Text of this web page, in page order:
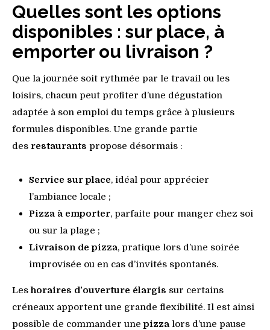
Quelles sont les options
disponibles : sur place, à
emporter ou livraison ?
Que la journée soit rythmée par le travail ou les
loisirs, chacun peut profiter d’une dégustation
adaptée à son emploi du temps grâce à plusieurs
formules disponibles. Une grande partie
des restaurants propose désormais :
Service sur place, idéal pour apprécier
l’ambiance locale ;
Pizza à emporter, parfaite pour manger chez soi
ou sur la plage ;
Livraison de pizza, pratique lors d’une soirée
improvisée ou en cas d’invités spontanés.
Leshoraires d’ouverture élargis sur certains
créneaux apportent une grande flexibilité. Il est ainsi
possible de commander unepizza lors d’une pause